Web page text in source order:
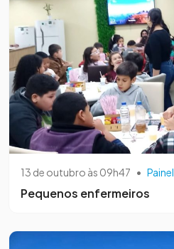
13 de outubro às 09h47 • Painel
Pequenos enfermeiros